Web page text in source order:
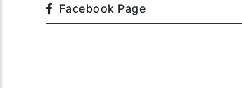
Facebook Page